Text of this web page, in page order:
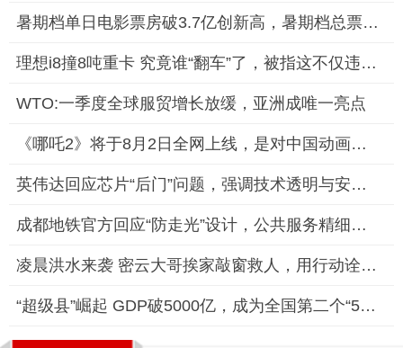
暑期档单日电影票房破3.7亿创新高，暑期档总票房(含预售)已突破6
理想i8撞8吨重卡 究竟谁“翻车”了，被指这不仅违背了科学测试的
WTO:一季度全球服贸增长放缓，亚洲成唯一亮点
《哪吒2》将于8月2日全网上线，是对中国动画电影产业的一次重要
英伟达回应芯片“后门”问题，强调技术透明与安全至上
成都地铁官方回应“防走光”设计，公共服务精细化获市民点赞
凌晨洪水来袭 密云大哥挨家敲窗救人，用行动诠释了邻里之间的互
“超级县”崛起 GDP破5000亿，成为全国第二个“5000亿县”